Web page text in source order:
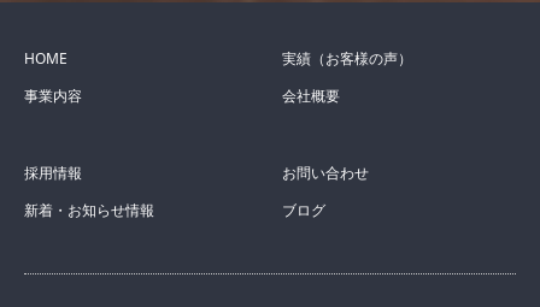
HOME
事業内容
実績（お客様の声）
会社概要
採用情報
新着・お知らせ情報
お問い合わせ
ブログ